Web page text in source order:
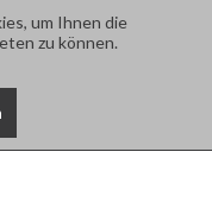
um Ihnen die
zu können.